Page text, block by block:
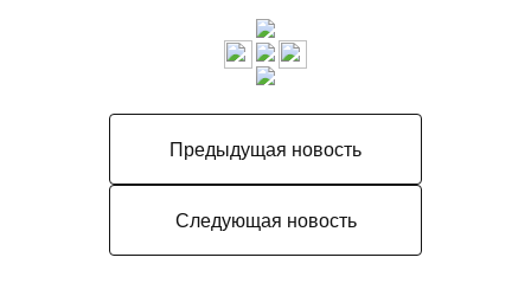
Предыдущая новость
Следующая новость